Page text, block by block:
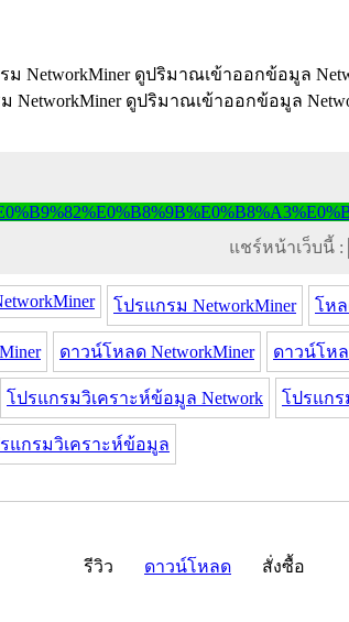
แชร์หน้าเว็บนี้ :
โปรแกรม NetworkMiner โหล
ดาวน์โหลด NetworkMiner ดาวน์โห
โปรแกรมวิเคราะห์ข้อมูล Network โปรแกร
แกรมวิเคราะห์ข้อมูล
รีวิว ดาวน์โหลด สั่งซื้อ